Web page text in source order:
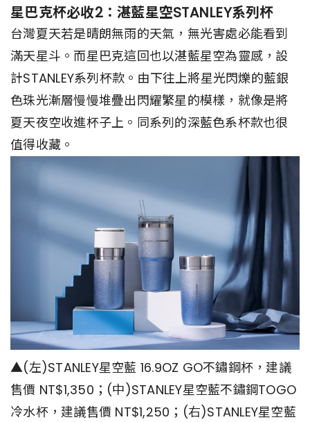
星巴克杯必收2：湛藍星空STANLEY系列杯
台灣夏天若是晴朗無雨的天氣，無光害處必能看到
滿天星斗。而星巴克這回也以湛藍星空為靈感，設
計STANLEY系列杯款。由下往上將星光閃爍的藍銀
色珠光漸層慢慢堆疊出閃耀繁星的模樣，就像是將
夏天夜空收進杯子上。同系列的深藍色系杯款也很
值得收藏。
▲(左)STANLEY星空藍 16.9OZ GO不鏽鋼杯，建議
售價 NT$1,350；(中)STANLEY星空藍不鏽鋼TOGO
冷水杯，建議售價 NT$1,250；(右)STANLEY星空藍